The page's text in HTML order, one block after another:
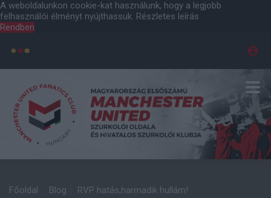
A weboldalunkon cookie-kat használunk, hogy a legjobb
felhasználói élményt nyújthassuk. Részletes leírás
Rendben
Főoldal Blog RVP hatás,harmadik hullám!